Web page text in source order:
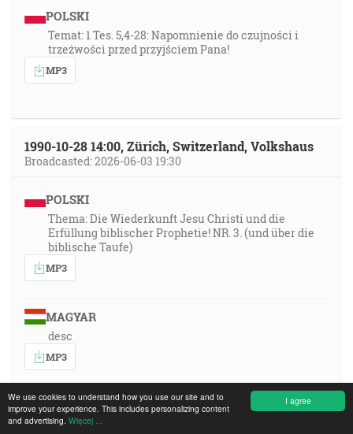
I agree
We use cookies to understand how you use our site and to
improve your experience. This includes personalizing content
and advertising. Więcej ...
POLSKI
Temat: 1 Tes. 5,4-28: Napomnienie do czujności i
trzeżwości przed przyjściem Pana!
MP3
1990-10-28 14:00, Zürich, Switzerland, Volkshaus
Broadcasted: 2026-06-03 19:30
POLSKI
Thema: Die Wiederkunft Jesu Christi und die
Erfüllung biblischer Prophetie! NR. 3. (und über die
biblische Taufe)
MP3
MAGYAR
desc
MP3
ITALIANO
desc